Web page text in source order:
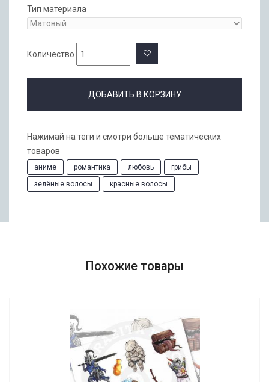
Тип материала
Количество
ДОБАВИТЬ В КОРЗИНУ
Нажимай на теги и смотри больше тематических
товаров
аниме романтика любовь
грибы
зелёные волосы
красные волосы
Похожие товары